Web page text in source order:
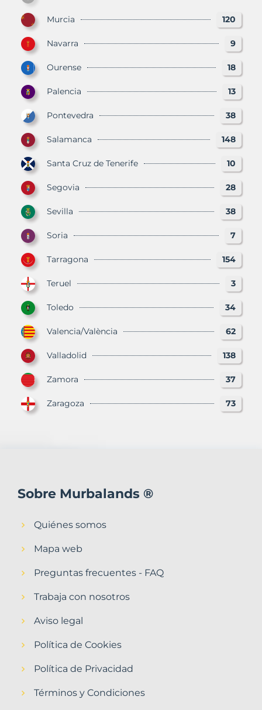
Murcia 120
Navarra 9
Ourense 18
Palencia 13
Pontevedra 38
Salamanca 148
Santa Cruz de Tenerife 10
Segovia 28
Sevilla 38
Soria 7
Tarragona 154
Teruel 3
Toledo 34
Valencia/València 62
Valladolid 138
Zamora 37
Zaragoza 73
Sobre Murbalands ®
Quiénes somos
Mapa web
Preguntas frecuentes - FAQ
Trabaja con nosotros
Aviso legal
Política de Cookies
Política de Privacidad
Términos y Condiciones